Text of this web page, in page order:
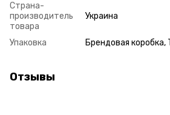
Страна-
производитель
товара
Украина
Упаковка Брендовая коробка,
Отзывы